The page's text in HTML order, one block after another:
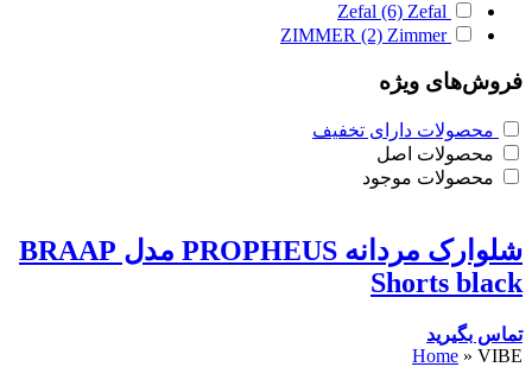
Zefal (6) Zefal
ZIMMER (2) Zimmer
فروش‌های ویژه
محصولات دارای تخفیف
محصولات اصل
محصولات موجود
شلوارک مردانه PROPHEUS مدل BRAAP
Shorts black
تماس بگیرید
Home » VIBE